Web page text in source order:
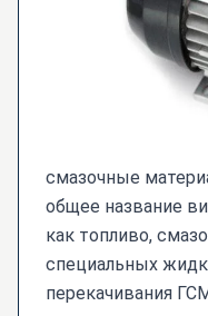
смазочные
общее название
как топливо,
специальных
перекачивания